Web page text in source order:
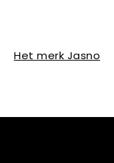
Het merk Jasno